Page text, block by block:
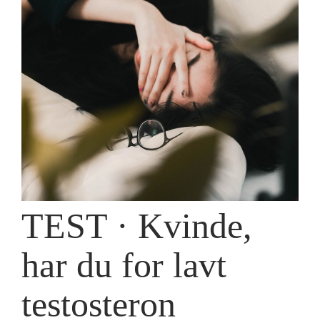
TEST · Kvinde,
har du for lavt
testosteron